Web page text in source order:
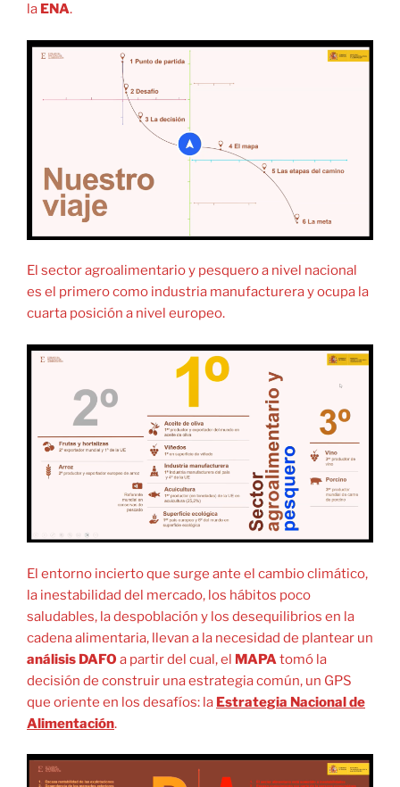
la ENA.
El sector agroalimentario y pesquero a nivel nacional
es el primero como industria manufacturera y ocupa la
cuarta posición a nivel europeo.
El entorno incierto que surge ante el cambio climático,
la inestabilidad del mercado, los hábitos poco
saludables, la despoblación y los desequilibrios en la
cadena alimentaria, llevan a la necesidad de plantear un
análisis DAFO a partir del cual, el MAPAtomó la
decisión de construir una estrategia común, un GPS
que oriente en los desafíos: la Estrategia Nacional de
Alimentación.